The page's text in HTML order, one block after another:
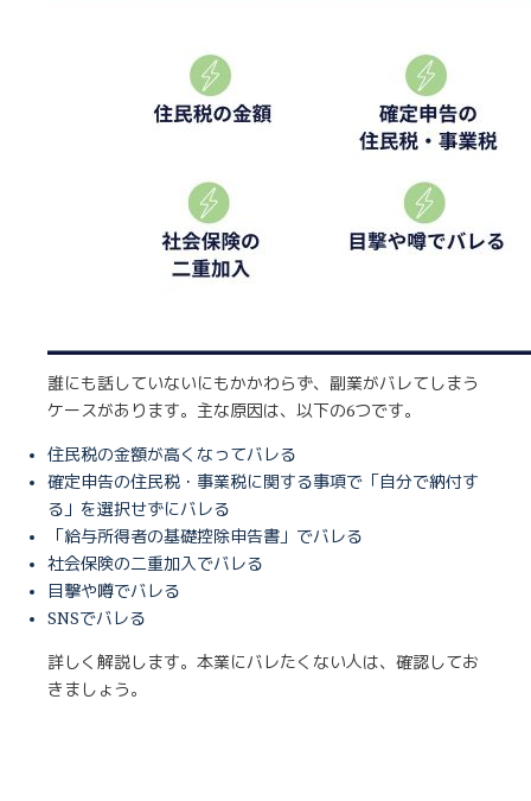
誰にも話していないにもかかわらず、副業がバレてしまう
ケースがあります。主な原因は、以下の6つです。
住民税の金額が高くなってバレる
確定申告の住民税・事業税に関する事項で「自分で納付す
る」を選択せずにバレる
「給与所得者の基礎控除申告書」でバレる
社会保険の二重加入でバレる
目撃や噂でバレる
SNSでバレる
詳しく解説します。本業にバレたくない人は、確認してお
きましょう。